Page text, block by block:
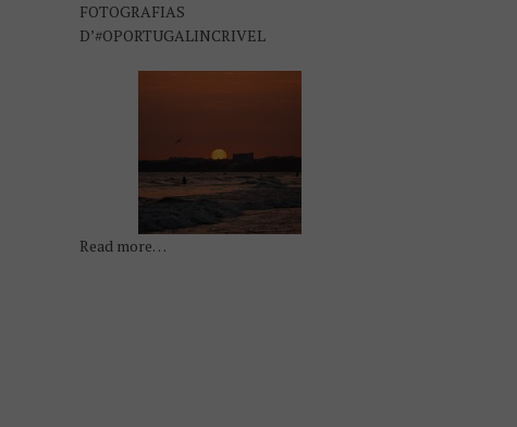
FOTOGRAFIAS
D’#OPORTUGALINCRIVEL
Read more…